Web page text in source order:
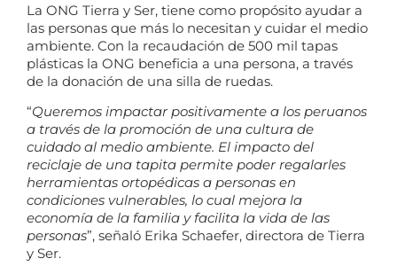
La ONG Tierra y Ser, tiene como propósito ayudar a
las personas que más lo necesitan y cuidar el medio
ambiente. Con la recaudación de 500 mil tapas
plásticas la ONG beneficia a una persona, a través
de la donación de una silla de ruedas.
“Queremos impactar positivamente a los peruanos
a través de la promoción de una cultura de
cuidado al medio ambiente. El impacto del
reciclaje de una tapita permite poder regalarles
herramientas ortopédicas a personas en
condiciones vulnerables, lo cual mejora la
economía de la familia y facilita la vida de las
personas”, señaló Erika Schaefer, directora de Tierra
y Ser.